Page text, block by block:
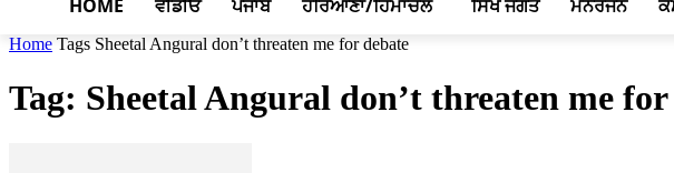
HOME ਵੀਡੀਓ ਪੰਜਾਬ ਹਰਿਆਣਾ/ਹਿਮਾਚਲ ਸਿੱਖ ਜਗਤ ਮਨੋਰੰਜਨ
Home Tags Sheetal Angural don’t threaten me for debate
Tag: Sheetal Angural don’t threaten me for